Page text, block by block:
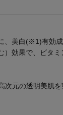
美白(※1)有効
効果で、ビタミ
元の透明美肌を